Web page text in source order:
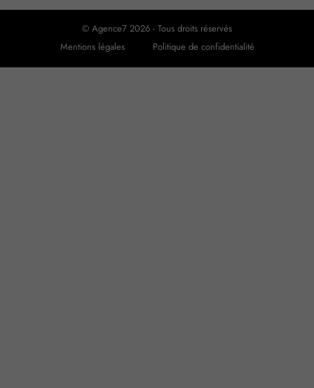
© Agence7 2026 - Tous droits réservés
Mentions légales
Politique de confidentialité